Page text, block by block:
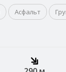
Асфальт